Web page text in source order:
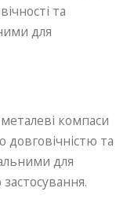
та
для
металеві компаси
та
для